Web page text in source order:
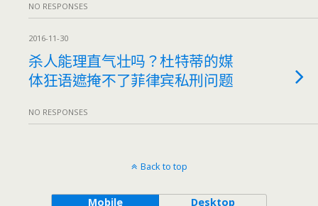
NO RESPONSES
2016-11-30
杀人能理直气壮吗？杜特蒂的媒
体狂语遮掩不了菲律宾私刑问题
NO RESPONSES
Back to top
Mobile Desktop